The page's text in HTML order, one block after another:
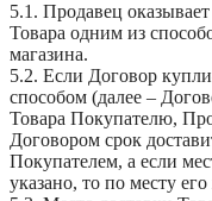
5.1. Продавец
Товара одним из
магазина.
5.2. Если Договор
способом (далее –
Товара Покупателю,
Договором срок
Покупателем, а если
указано, то по месту